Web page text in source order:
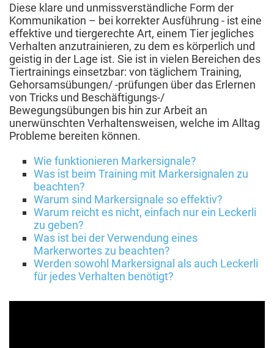
Diese klare und unmissverständliche Form der
Kommunikation – bei korrekter Ausführung - ist eine
effektive und tiergerechte Art, einem Tier jegliches
Verhalten anzutrainieren, zu dem es körperlich und
geistig in der Lage ist. Sie ist in vielen Bereichen des
Tiertrainings einsetzbar: von täglichem Training,
Gehorsamsübungen/ -prüfungen über das Erlernen
von Tricks und Beschäftigungs-/
Bewegungsübungen bis hin zur Arbeit an
unerwünschten Verhaltensweisen, welche im Alltag
Probleme bereiten können.
Wie funktionieren Markersignale?
Was ist beim Training mit Markersignalen zu
beachten?
Warum sind Markersignale so effektiv?
Warum reicht es nicht, einfach nur ein Leckerli
zu geben?
Was ist bei der Verwendung eines
Markerwortes zu beachten?
Werden sowohl Markersignal als auch Leckerli
für jedes Verhalten benötigt?